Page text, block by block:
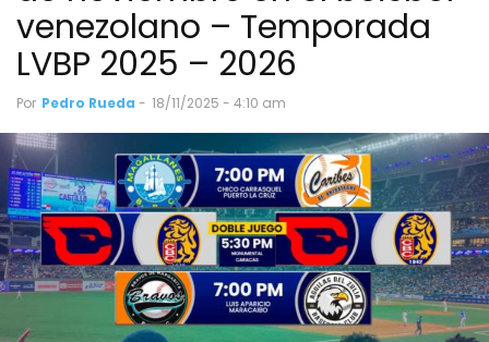
venezolano – Temporada
LVBP 2025 – 2026
Por Pedro Rueda - 18/11/2025 - 4:10 am